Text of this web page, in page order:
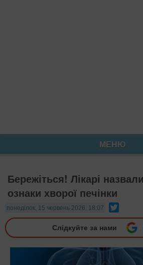
МЕНЮ
Бережіться! Лікарі
ознаки хворої печінки
понеділок, 15 червень 2026, 18:07
Слідкуйте за нами